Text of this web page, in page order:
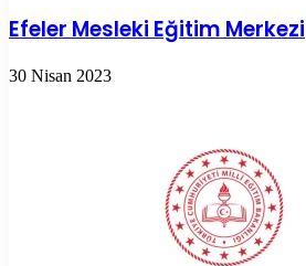
Efeler Mesleki Eğitim Merkezi
30 Nisan 2023